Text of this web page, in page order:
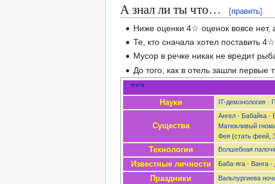
А знал ли ты что… [править]
Ниже оценки 4☆ оценок вовсе нет,
Те, кто сначала хотел поставить
Мусор в речке никак не вредит
До того, как в отель зашли
п·о·в
Науки IT-демонология ·
Существа
Ангел · Бабайка ·
Матюкливый
Фея (стать феей
Технологии Волшебная
Известные личности Баба-яга · Ванга ·
Праздники Вальпургиева